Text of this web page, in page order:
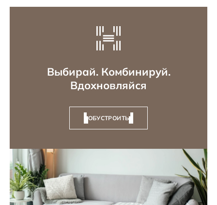
Выбирай. Комбинируй.
Вдохновляйся
ОБУСТРОИТЬ